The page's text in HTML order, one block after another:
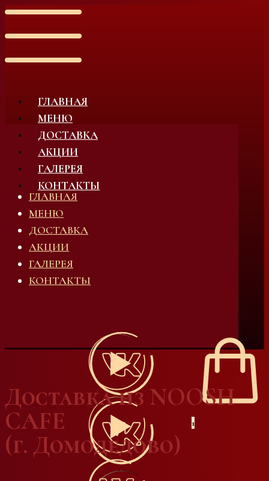
ГЛАВНАЯ
МЕНЮ
ДОСТАВКА
АКЦИИ
ГАЛЕРЕЯ
КОНТАКТЫ
ГЛАВНАЯ
МЕНЮ
ДОСТАВКА
АКЦИИ
ГАЛЕРЕЯ
КОНТАКТЫ
1
Доставка из NOOSH
CAFE
(г. Домодедово)